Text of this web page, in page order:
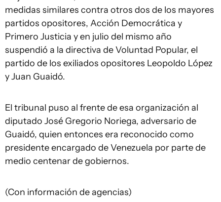
medidas similares contra otros dos de los mayores
partidos opositores, Acción Democrática y
Primero Justicia y en julio del mismo año
suspendió a la directiva de Voluntad Popular, el
partido de los exiliados opositores Leopoldo López
y Juan Guaidó.
El tribunal puso al frente de esa organización al
diputado José Gregorio Noriega, adversario de
Guaidó, quien entonces era reconocido como
presidente encargado de Venezuela por parte de
medio centenar de gobiernos.
(Con información de agencias)